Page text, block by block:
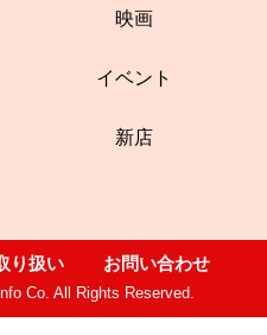
映画
イベント
新店
り扱い お問い合わせ
Co. All Rights Reserved.